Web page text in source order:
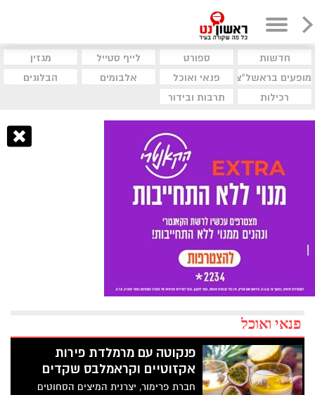
חדשות ספורט לייף סטייל
מגזין
מופעים בראשל"צ
פנאי ואוכל אלבומים
הבלוגים
רכילות
תרבות ובידור
פנאי ואוכל
פנקוטה עם מרמלדת פירות
אקזוטיים וקראמלבס שקדים
חברת פרימור, יצרנית המיצים הסחוטים